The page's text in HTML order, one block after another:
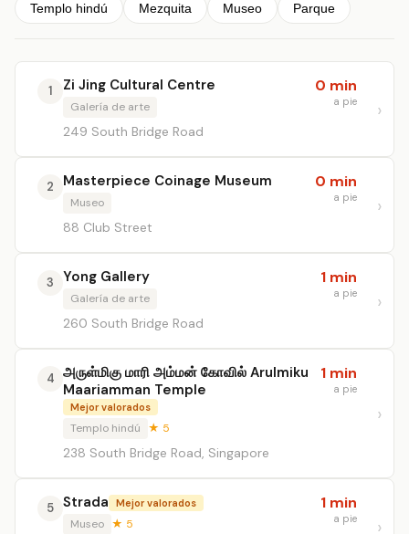
Templo hindú Mezquita Museo Parque
1 Zi Jing Cultural Centre
Galería de arte
249 South Bridge Road
0 min
a pie
2 Masterpiece Coinage Museum
Museo
88 Club Street
0 min
a pie
3 Yong Gallery
Galería de arte
260 South Bridge Road
1 min
a pie
4 அருள்மிகு மாரி அம்மன் கோவில் Arulmiku
Maariamman Temple
Mejor valorados
Templo hindú ★ 5
238 South Bridge Road, Singapore
1 min
a pie
5 Strada Mejor valorados
Museo ★ 5
1 min
a pie